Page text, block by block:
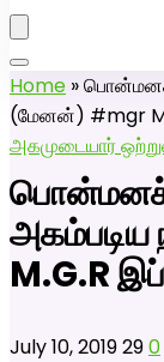
Home »பொன்மனச்
(மேனன்) #mgr
அகமுடையார்
பொன்மனச்
M.G.R
July 10, 2019290